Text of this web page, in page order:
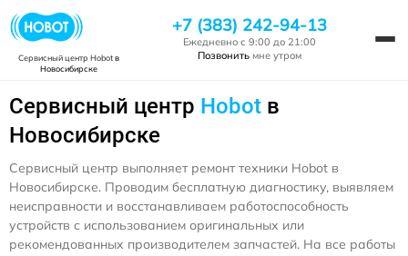
Сервисный центр Hobotв
Новосибирске
+7 (383) 242-94-13
Ежедневно с 9:00 до 21:00
Позвонить мне утром
Сервисный центр Hobot в
Новосибирске
Сервисный центр выполняет ремонт техники Hobot в
Новосибирске. Проводим бесплатную диагностику, выявляем
неисправности и восстанавливаем работоспособность
устройств с использованием оригинальных или
рекомендованных производителем запчастей. На все работы